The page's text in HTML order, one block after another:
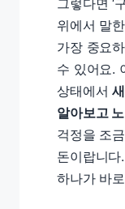
그렇다면 ‘
위에서 말
가장 중요
수 있어요.
상태에서
알아보고
걱정을 조
돈이랍니
하나가 바